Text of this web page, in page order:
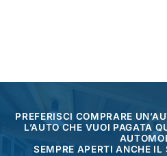
PREFERISCI COMPRARE
L’AUTO CHE VUOI PAGATA
SEMPRE APERTI ANCHE IL